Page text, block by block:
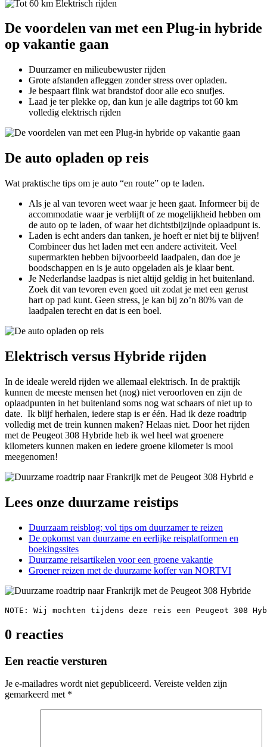
De voordelen van met een Plug-in hybride
op vakantie gaan
Duurzamer en milieubewuster rijden
Grote afstanden afleggen zonder stress over opladen.
Je bespaart flink wat brandstof door alle eco snufjes.
Laad je ter plekke op, dan kun je alle dagtrips tot 60 km
volledig elektrisch rijden
De auto opladen op reis
Wat praktische tips om je auto “en route” op te laden.
Als je al van tevoren weet waar je heen gaat. Informeer bij de
accommodatie waar je verblijft of ze mogelijkheid hebben om
de auto op te laden, of waar het dichtstbijzijnde oplaadpunt is.
Laden is echt anders dan tanken, je hoeft er niet bij te blijven!
Combineer dus het laden met een andere activiteit. Veel
supermarkten hebben bijvoorbeeld laadpalen, dan doe je
boodschappen en is je auto opgeladen als je klaar bent.
Je Nederlandse laadpas is niet altijd geldig in het buitenland.
Zoek dit van tevoren even goed uit zodat je met een gerust
hart op pad kunt. Geen stress, je kan bij zo’n 80% van de
laadpalen terecht en dat is een boel.
Elektrisch versus Hybride rijden
In de ideale wereld rijden we allemaal elektrisch. In de praktijk
kunnen de meeste mensen het (nog) niet veroorloven en zijn de
oplaadpunten in het buitenland soms nog wat schaars of niet up to
date. Ik blijf herhalen, iedere stap is er één. Had ik deze roadtrip
volledig met de trein kunnen maken? Helaas niet. Door het rijden
met de Peugeot 308 Hybride heb ik wel heel wat groenere
kilometers kunnen maken en iedere groene kilometer is mooi
meegenomen!
Lees onze duurzame reistips
Duurzaam reisblog; vol tips om duurzamer te reizen
De opkomst van duurzame en eerlijke reisplatformen en
boekingssites
Duurzame reisartikelen voor een groene vakantie
Groener reizen met de duurzame koffer van NORTVI
NOTE: Wij mochten tijdens deze reis een Peugeot 308
0 reacties
Een reactie versturen
Je e-mailadres wordt niet gepubliceerd. Vereiste velden zijn
gemarkeerd met *